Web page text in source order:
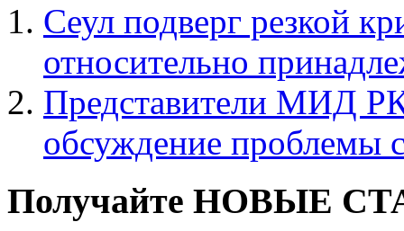
Сеул подверг резкой
относительно
Представители МИД
обсуждение проблемы
Получайте НОВЫЕ